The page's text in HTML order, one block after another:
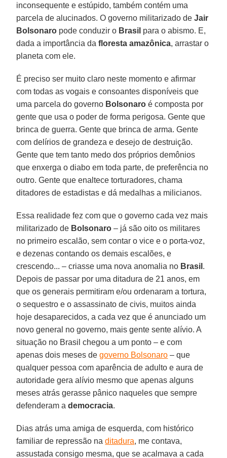
inconsequente e estúpido, também contém uma
parcela de alucinados. O governo militarizado deJair
Bolsonaro pode conduzir o Brasil para o abismo. E,
dada a importância dafloresta amazônica, arrastar o
planeta com ele.
É preciso ser muito claro neste momento e afirmar
com todas as vogais e consoantes disponíveis que
uma parcela do governo Bolsonaro é composta por
gente que usa o poder de forma perigosa. Gente que
brinca de guerra. Gente que brinca de arma. Gente
com delírios de grandeza e desejo de destruição.
Gente que tem tanto medo dos próprios demônios
que enxerga o diabo em toda parte, de preferência no
outro. Gente que enaltece torturadores, chama
ditadores de estadistas e dá medalhas a milicianos.
Essa realidade fez com que o governo cada vez mais
militarizado de Bolsonaro – já são oito os militares
no primeiro escalão, sem contar o vice e o porta-voz,
e dezenas contando os demais escalões, e
crescendo... – criasse uma nova anomalia no Brasil .
Depois de passar por uma ditadura de 21 anos, em
que os generais permitiram e/ou ordenaram a tortura,
o sequestro e o assassinato de civis, muitos ainda
hoje desaparecidos, a cada vez que é anunciado um
novo general no governo, mais gente sente alívio. A
situação no Brasil chegou a um ponto – e com
apenas dois meses degoverno Bolsonaro – que
qualquer pessoa com aparência de adulto e aura de
autoridade gera alívio mesmo que apenas alguns
meses atrás gerasse pânico naqueles que sempre
defenderam ademocracia.
Dias atrás uma amiga de esquerda, com histórico
familiar de repressão naditadura, me contava,
assustada consigo mesma, que se acalmava a cada